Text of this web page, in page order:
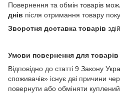
Повернення та обмін товарів
днів після отримання товару
Зворотня доставка товарів
Умови повернення для товарів
Відповідно до статті 9 Закону
споживачів» існує дві причини
повернути або обміняти